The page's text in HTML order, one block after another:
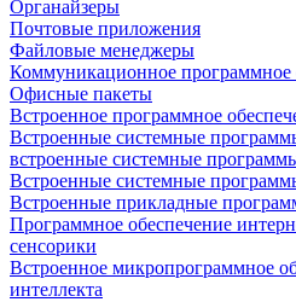
Органайзеры
Почтовые приложения
Файловые менеджеры
Коммуникационное программное
Офисные пакеты
Встроенное программное
Встроенные системные
встроенные системные
Встроенные системные
Встроенные прикладные
Программное обеспечение
сенсорики
Встроенное микропрограммное
интеллекта